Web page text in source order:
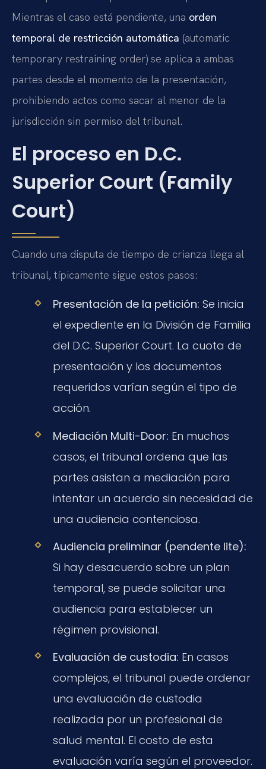
Mientras el caso está pendiente, una orden
temporal de restricción automática (automatic
temporary restraining order) se aplica a ambas
partes desde el momento de la presentación,
prohibiendo actos como sacar al menor de la
jurisdicción sin permiso del tribunal.
El proceso en D.C.
Superior Court (Family
Court)
Cuando una disputa de tiempo de crianza llega al
tribunal, típicamente sigue estos pasos:
Presentación de la petición: Se inicia
el expediente en la División de Familia
del D.C. Superior Court. La cuota de
presentación y los documentos
requeridos varían según el tipo de
acción.
Mediación Multi-Door: En muchos
casos, el tribunal ordena que las
partes asistan a mediación para
intentar un acuerdo sin necesidad de
una audiencia contenciosa.
Audiencia preliminar (pendente lite):
Si hay desacuerdo sobre un plan
temporal, se puede solicitar una
audiencia para establecer un
régimen provisional.
Evaluación de custodia: En casos
complejos, el tribunal puede ordenar
una evaluación de custodia
realizada por un profesional de
salud mental. El costo de esta
evaluación varía según el proveedor.